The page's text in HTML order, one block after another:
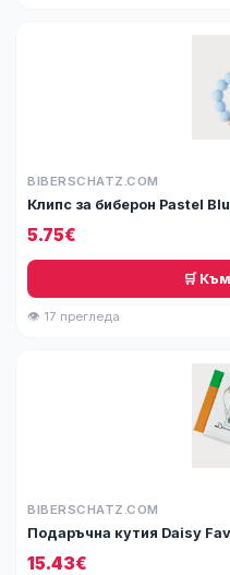
BIBERSCHATZ.COM
Клипс за биберон Pastel
5.75€
🛒
👁 17 прегледа
BIBERSCHATZ.COM
Подаръчна кутия Daisy
15.43€